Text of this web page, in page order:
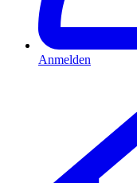
Anmelden